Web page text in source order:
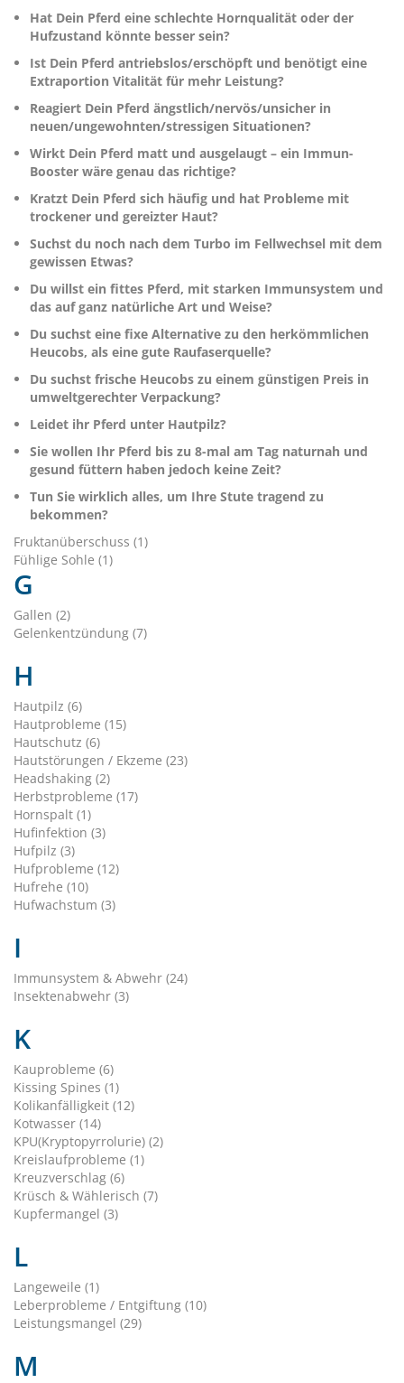
Hat Dein Pferd eine schlechte Hornqualität oder der
Hufzustand könnte besser sein?
Ist Dein Pferd antriebslos/erschöpft und benötigt eine
Extraportion Vitalität für mehr Leistung?
Reagiert Dein Pferd ängstlich/nervös/unsicher in
neuen/ungewohnten/stressigen Situationen?
Wirkt Dein Pferd matt und ausgelaugt – ein Immun-
Booster wäre genau das richtige?
Kratzt Dein Pferd sich häufig und hat Probleme mit
trockener und gereizter Haut?
Suchst du noch nach dem Turbo im Fellwechsel mit dem
gewissen Etwas?
Du willst ein fittes Pferd, mit starken Immunsystem und
das auf ganz natürliche Art und Weise?
Du suchst eine fixe Alternative zu den herkömmlichen
Heucobs, als eine gute Raufaserquelle?
Du suchst frische Heucobs zu einem günstigen Preis in
umweltgerechter Verpackung?
Leidet ihr Pferd unter Hautpilz?
Sie wollen Ihr Pferd bis zu 8-mal am Tag naturnah und
gesund füttern haben jedoch keine Zeit?
Tun Sie wirklich alles, um Ihre Stute tragend zu
bekommen?
Fruktanüberschuss (1)
Fühlige Sohle (1)
G
Gallen (2)
Gelenkentzündung (7)
H
Hautpilz (6)
Hautprobleme (15)
Hautschutz (6)
Hautstörungen / Ekzeme (23)
Headshaking (2)
Herbstprobleme (17)
Hornspalt (1)
Hufinfektion (3)
Hufpilz (3)
Hufprobleme (12)
Hufrehe (10)
Hufwachstum (3)
I
Immunsystem & Abwehr (24)
Insektenabwehr (3)
K
Kauprobleme (6)
Kissing Spines (1)
Kolikanfälligkeit (12)
Kotwasser (14)
KPU(Kryptopyrrolurie) (2)
Kreislaufprobleme (1)
Kreuzverschlag (6)
Krüsch & Wählerisch (7)
Kupfermangel (3)
L
Langeweile (1)
Leberprobleme / Entgiftung (10)
Leistungsmangel (29)
M